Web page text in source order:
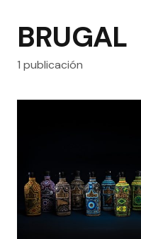
BRUGAL
1 publicación